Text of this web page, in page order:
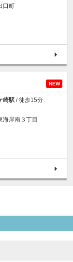
口町
NEW
崎駅 / 徒歩15分
海岸南３丁目